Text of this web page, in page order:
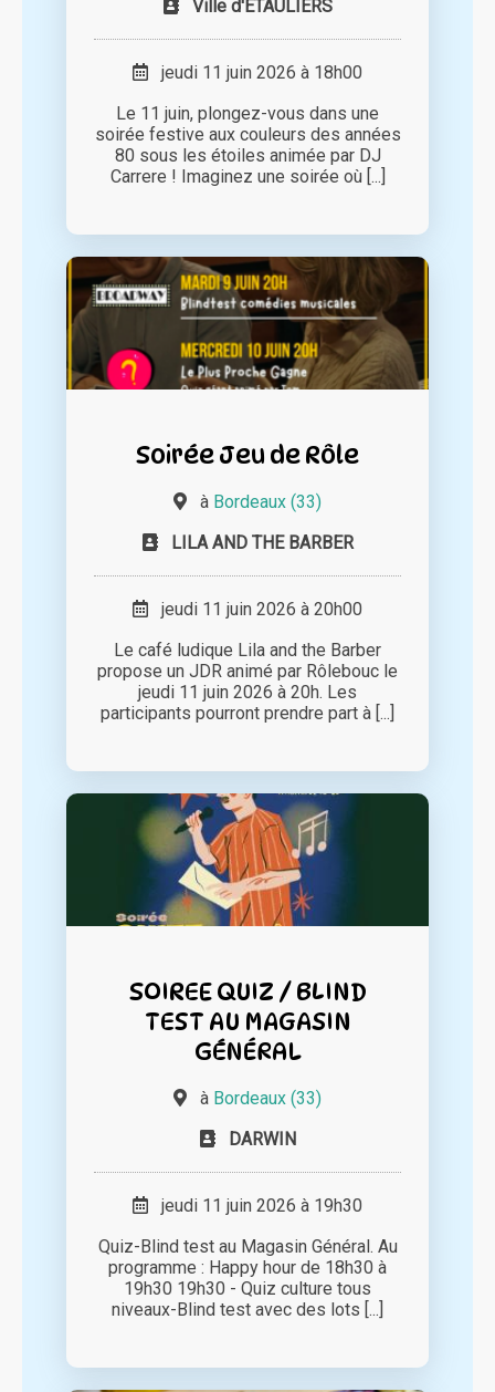
Ville d'ETAULIERS
jeudi 11 juin 2026 à 18h00
Le 11 juin, plongez-vous dans une
soirée festive aux couleurs des années
80 sous les étoiles animée par DJ
Carrere ! Imaginez une soirée où [...]
Soirée Jeu de Rôle
à Bordeaux (33)
LILA AND THE BARBER
jeudi 11 juin 2026 à 20h00
Le café ludique Lila and the Barber
propose un JDR animé par Rôlebouc le
jeudi 11 juin 2026 à 20h. Les
participants pourront prendre part à [...]
SOIREE QUIZ / BLIND
TEST AU MAGASIN
GÉNÉRAL
à Bordeaux (33)
DARWIN
jeudi 11 juin 2026 à 19h30
Quiz-Blind test au Magasin Général. Au
programme : Happy hour de 18h30 à
19h30 19h30 - Quiz culture tous
niveaux-Blind test avec des lots [...]